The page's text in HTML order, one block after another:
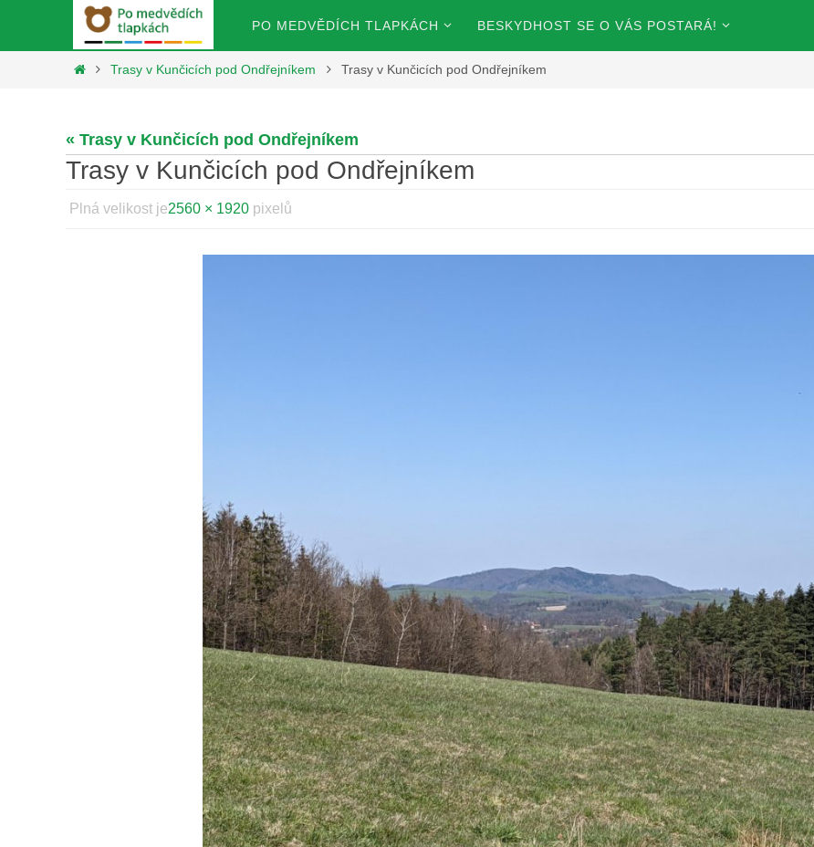
obsah
PO MEDVĚDÍCH TLAPKÁCH BESKYDHOST SE O VÁS POSTARÁ!
HomeTrasy v Kunčicích pod Ondřejníkem Trasy v Kunčicích pod Ondřejníkem
« Trasy v Kunčicích pod Ondřejníkem
Trasy v Kunčicích pod Ondřejníkem
Plná velikost je2560 × 1920 pixelů